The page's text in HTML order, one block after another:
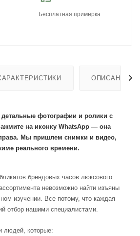
Бесплатная примерка
ОПИСАНИЕ
фотографии и ролики с
на иконку WhatsApp — она
Мы пришлем снимки и видео,
реального времени.
брендовых часов люксового
невозможно найти изъяны
изучении. Все потому, что каждая
отбор нашими специалистами.
людей, которые: